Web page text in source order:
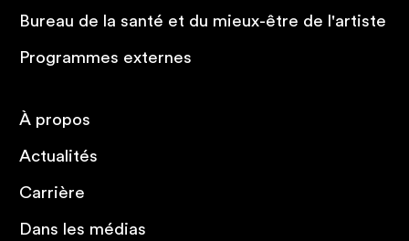
Bureau de la santé et du mieux-être de l'artiste
Programmes externes
À propos
Actualités
Carrière
Dans les médias